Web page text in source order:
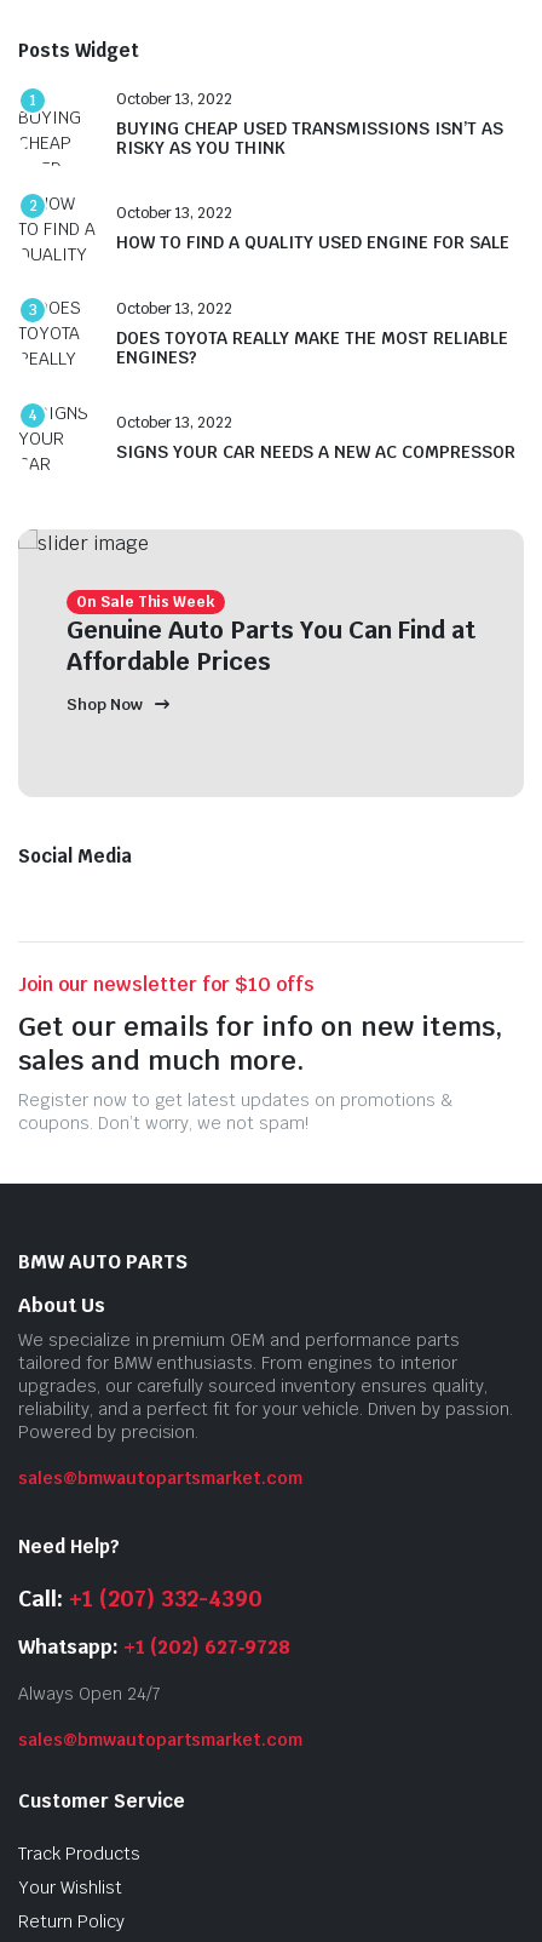
Posts Widget
1 October 13, 2022
BUYING CHEAP USED TRANSMISSIONS ISN’T AS
RISKY AS YOU THINK
2 October 13, 2022
HOW TO FIND A QUALITY USED ENGINE FOR SALE
3 October 13, 2022
DOES TOYOTA REALLY MAKE THE MOST RELIABLE
ENGINES?
4 October 13, 2022
SIGNS YOUR CAR NEEDS A NEW AC COMPRESSOR
On Sale This Week
Genuine Auto Parts You Can Find at
Affordable Prices
Shop Now
Social Media
Join our newsletter for $10 offs
Get our emails for info on new items,
sales and much more.
Register now to get latest updates on promotions &
coupons. Don’t worry, we not spam!
BMW AUTO PARTS
About Us
We specialize in premium OEM and performance parts
tailored for BMW enthusiasts. From engines to interior
upgrades, our carefully sourced inventory ensures quality,
reliability, and a perfect fit for your vehicle. Driven by passion.
Powered by precision.
sales@bmwautopartsmarket.com
Need Help?
Call: +1 (207) 332-4390
Whatsapp: +1 (202) 627‑9728
Always Open 24/7
sales@bmwautopartsmarket.com
Customer Service
Track Products
Your Wishlist
Return Policy